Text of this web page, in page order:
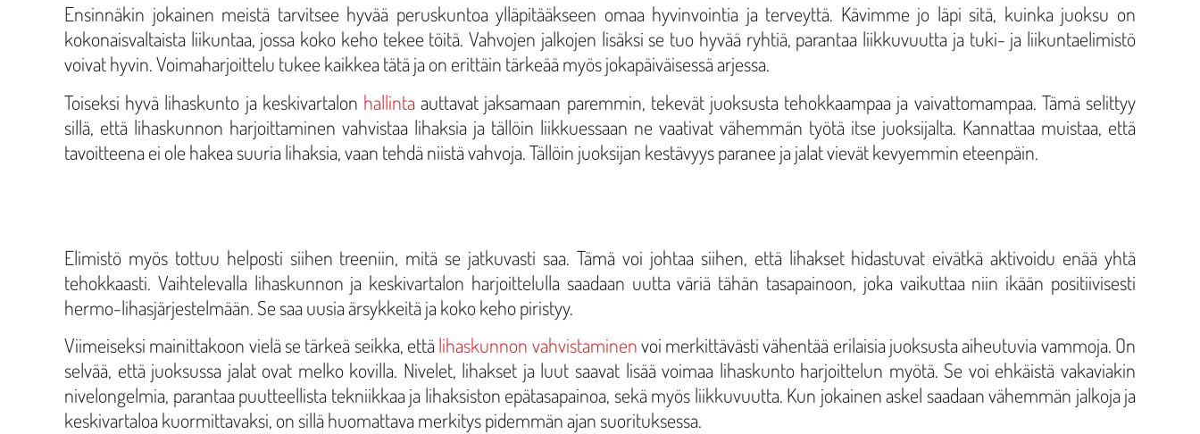
Ensinnäkin jokainen meistä tarvitsee hyvää peruskuntoa ylläpitääkseen omaa hyvinvointia ja terveyttä. Kävimme jo läpi sitä, kuinka juoksu on
kokonaisvaltaista liikuntaa, jossa koko keho tekee töitä. Vahvojen jalkojen lisäksi se tuo hyvää ryhtiä, parantaa liikkuvuutta ja tuki- ja liikuntaelimistö
voivat hyvin. Voimaharjoittelu tukee kaikkea tätä ja on erittäin tärkeää myös jokapäiväisessä arjessa.
Toiseksi hyvä lihaskunto ja keskivartalon hallinta auttavat jaksamaan paremmin, tekevät juoksusta tehokkaampaa ja vaivattomampaa. Tämä selittyy
sillä, että lihaskunnon harjoittaminen vahvistaa lihaksia ja tällöin liikkuessaan ne vaativat vähemmän työtä itse juoksijalta. Kannattaa muistaa, että
tavoitteena ei ole hakea suuria lihaksia, vaan tehdä niistä vahvoja. Tällöin juoksijan kestävyys paranee ja jalat vievät kevyemmin eteenpäin.
Elimistö myös tottuu helposti siihen treeniin, mitä se jatkuvasti saa. Tämä voi johtaa siihen, että lihakset hidastuvat eivätkä aktivoidu enää yhtä
tehokkaasti. Vaihtelevalla lihaskunnon ja keskivartalon harjoittelulla saadaan uutta väriä tähän tasapainoon, joka vaikuttaa niin ikään positiivisesti
hermo-lihasjärjestelmään. Se saa uusia ärsykkeitä ja koko keho piristyy.
Viimeiseksi mainittakoon vielä se tärkeä seikka, ettälihaskunnon vahvistaminenvoi merkittävästi vähentää erilaisia juoksusta aiheutuvia vammoja. On
selvää, että juoksussa jalat ovat melko kovilla. Nivelet, lihakset ja luut saavat lisää voimaa lihaskunto harjoittelun myötä. Se voi ehkäistä vakaviakin
nivelongelmia, parantaa puutteellista tekniikkaa ja lihaksiston epätasapainoa, sekä myös liikkuvuutta. Kun jokainen askel saadaan vähemmän jalkoja ja
keskivartaloa kuormittavaksi, on sillä huomattava merkitys pidemmän ajan suorituksessa.